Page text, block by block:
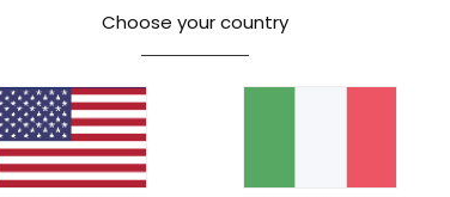
Choose your country